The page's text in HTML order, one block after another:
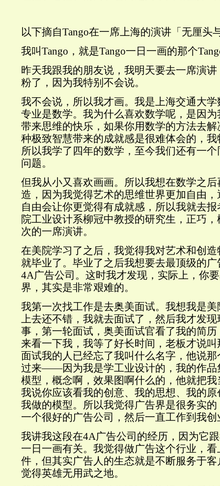
以下摘自Tango在一席上海的演讲「无厘头
我叫Tango，就是Tango一日一画的那个
昨天我跟我的朋友说，我明天要去一席演
粉了，因为我特别不会说。
我不会说，所以我才画。我是上海交通大
专业是数学。我为什么喜欢数学呢，是因
带来思维的快乐，如果你用数学的方法去
种极致智慧带来的成就感是很难体会的，
所以我学了四年的数学，至今我们还有一
问题。
但我从小又喜欢画画。所以我想在数学之
造，因为我觉得艺术的思维世界更加自由
自由会让你更觉得有成就感，所以我就去
院工业设计系柳冠中教授的研究生，正巧
次的一席演讲。
在美院学习了之后，我觉得我对艺术和创
就毕业了。毕业了之后我想要去最顶级的
4A广告公司。这时我才发现，实际上，你
界，其实是非常艰难的。
我第一次找工作是去奥美面试。我想我是
上去还不错，我就去面试了，然后我才发
事，第一轮面试，奥美面试官看了我的简
来看一下我，我等了好长时间，老板才说
面试我的人已经忘了我叫什么名字，他说
过来——因为我是学工业设计的，我的作品
模型，概念啊，效果图啊什么的，他就把
我说你应该看我的创意、我的思想、我的
我做的模型。所以我觉得广告界是很务实
一个很好的广告公司，然后一直工作到我
我讲我这段在4A广告公司的经历，因为它
一日一画有关。我觉得做广告这个行业，
件，但其实广告人的生态就是不断服务于
觉得英雄无用武之地。